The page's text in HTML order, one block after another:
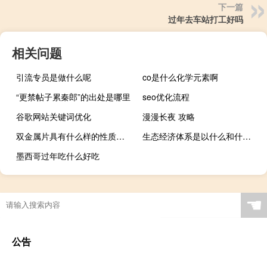
下一篇
过年去车站打工好吗
相关问题
引流专员是做什么呢
co是什么化学元素啊
“更禁帖子累秦郎”的出处是哪里
seo优化流程
谷歌网站关键词优化
漫漫长夜 攻略
双金属片具有什么样的性质（什么是双金属片有什么作用什么原理）
生态经济体系是以什么和什么为主的
墨西哥过年吃什么好吃
☚
公告